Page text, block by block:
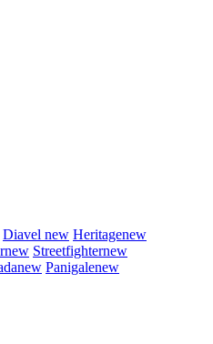
Diavel new Heritagenew
new Streetfighternew
new Panigalenew